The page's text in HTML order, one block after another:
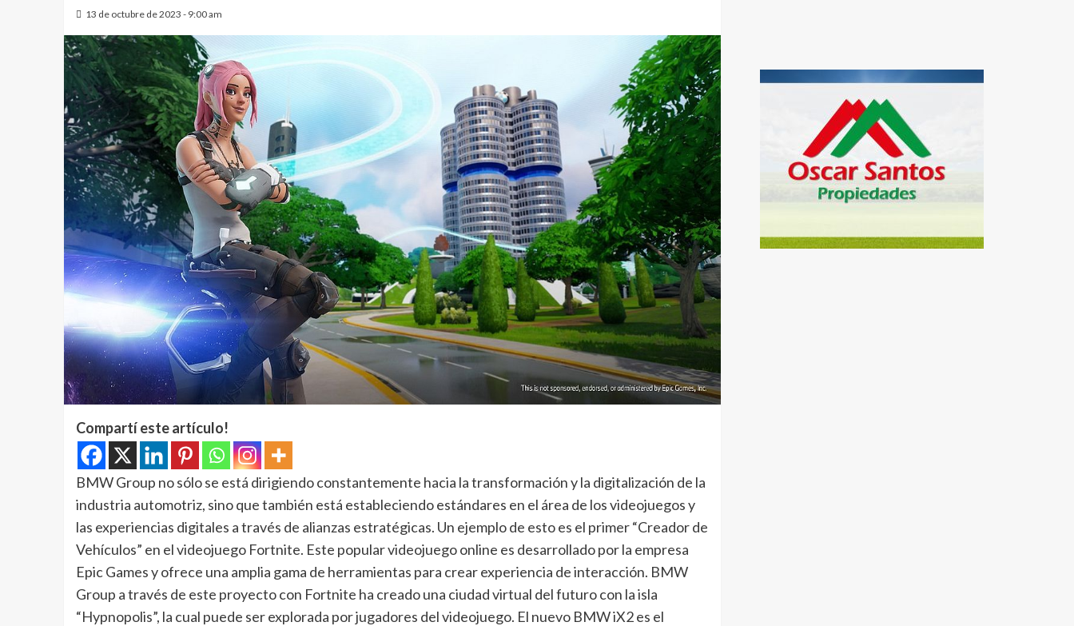
13 de octubre de 2023 - 9:00 am
Compartí este artículo!
BMW Group no sólo se está dirigiendo constantemente hacia la transformación y la digitalización de la
industria automotriz, sino que también está estableciendo estándares en el área de los videojuegos y
las experiencias digitales a través de alianzas estratégicas. Un ejemplo de esto es el primer “Creador de
Vehículos” en el videojuego Fortnite. Este popular videojuego online es desarrollado por la empresa
Epic Games y ofrece una amplia gama de herramientas para crear experiencia de interacción. BMW
Group a través de este proyecto con Fortnite ha creado una ciudad virtual del futuro con la isla
“Hypnopolis”, la cual puede ser explorada por jugadores del videojuego. El nuevo BMW iX2 es el